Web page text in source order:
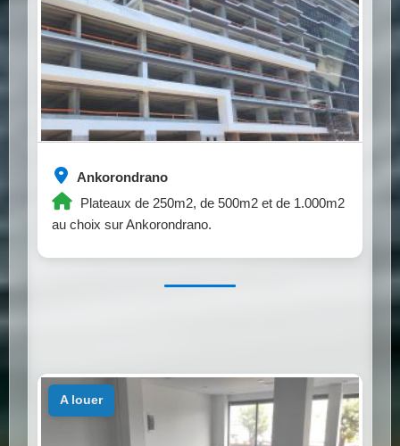
Ankorondrano
Plateaux de 250m2, de 500m2 et de 1.000m2
au choix sur Ankorondrano.
a louer